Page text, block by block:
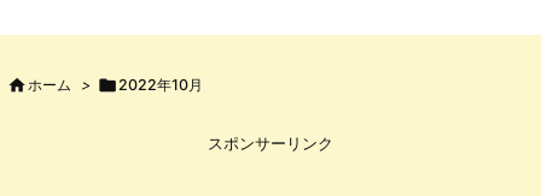
 ホーム >  2022年10月
スポンサーリンク